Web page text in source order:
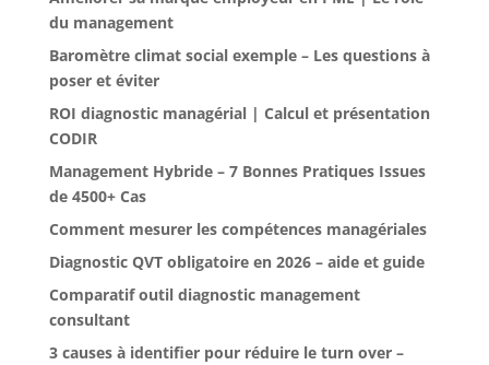
du management
Baromètre climat social exemple – Les questions à
poser et éviter
ROI diagnostic managérial | Calcul et présentation
CODIR
Management Hybride – 7 Bonnes Pratiques Issues
de 4500+ Cas
Comment mesurer les compétences managériales
Diagnostic QVT obligatoire en 2026 – aide et guide
Comparatif outil diagnostic management
consultant
3 causes à identifier pour réduire le turn over –